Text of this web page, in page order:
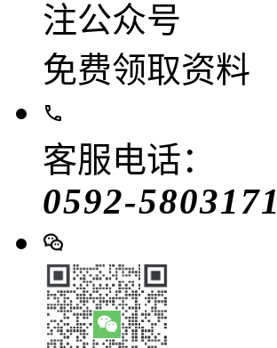
注公众号
免费领取资料
客服电话：
0592-5803171